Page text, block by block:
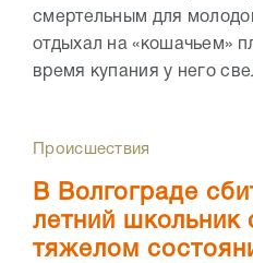
смертельным для
отдыхал на «кошачьем»
время купания у него
Происшествия
В Волгограде
летний школьник
тяжелом